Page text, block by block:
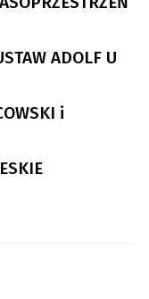
ADOLF U
i